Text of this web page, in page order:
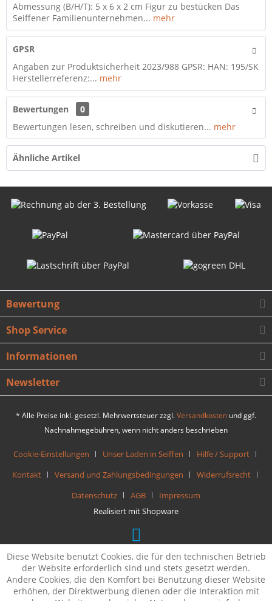
Abmessung (B/H/T): 5 x 6 x 2 cm Figur zu bestücken Das
Seiffener Familienunternehmen... mehr
GPSR
Angaben zur Produktsicherheit 2023/988 GPSR: HAN: 195/SK
Herstellerreferenz:... mehr
Bewertungen
0
Bewertungen lesen, schreiben und diskutieren... mehr
Ähnliche Artikel
Bewertung
Shop Service
Informationen
Newsletter
* Alle Preise inkl. gesetzl. Mehrwertsteuer zzgl.Versandkosten und ggf.
Nachnahmegebühren, wenn nicht anders beschrieben
Cookie-Einstellungen Unser Laden in Seiffen
Hilfe / Support
Kontakt
Versand und Zahlungsbedingungen
Widerrufsrecht
Datenschutz
AGB
Impressum
Realisiert mit Shopware
Diese Website benutzt Cookies, die für den technischen Betrieb
der Website erforderlich sind und stets gesetzt werden.
Andere Cookies, die den Komfort bei Benutzung dieser Website
erhöhen, der Direktwerbung dienen oder die Interaktion mit